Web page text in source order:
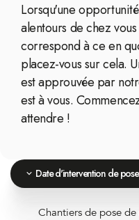
Lorsqu'une
alentours de chez
correspond à ce en
placez-vous sur cela.
est approuvée par
est à vous.
attendre !
Date d'intervention de
Chantiers de pose